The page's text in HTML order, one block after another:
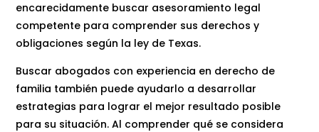
encarecidamente buscar asesoramiento legal
competente para comprender sus derechos y
obligaciones según la ley de Texas.
Buscar abogados con experiencia en derecho de
familia también puede ayudarlo a desarrollar
estrategias para lograr el mejor resultado posible
para su situación. Al comprender qué se considera